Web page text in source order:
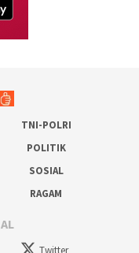
TNI-POLRI
POLITIK
SOSIAL
RAGAM
Twitter